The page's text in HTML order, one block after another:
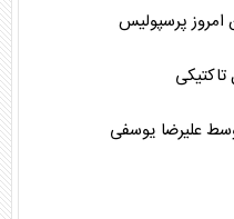
امروز پرسپولیس
علیرضا یوسفی